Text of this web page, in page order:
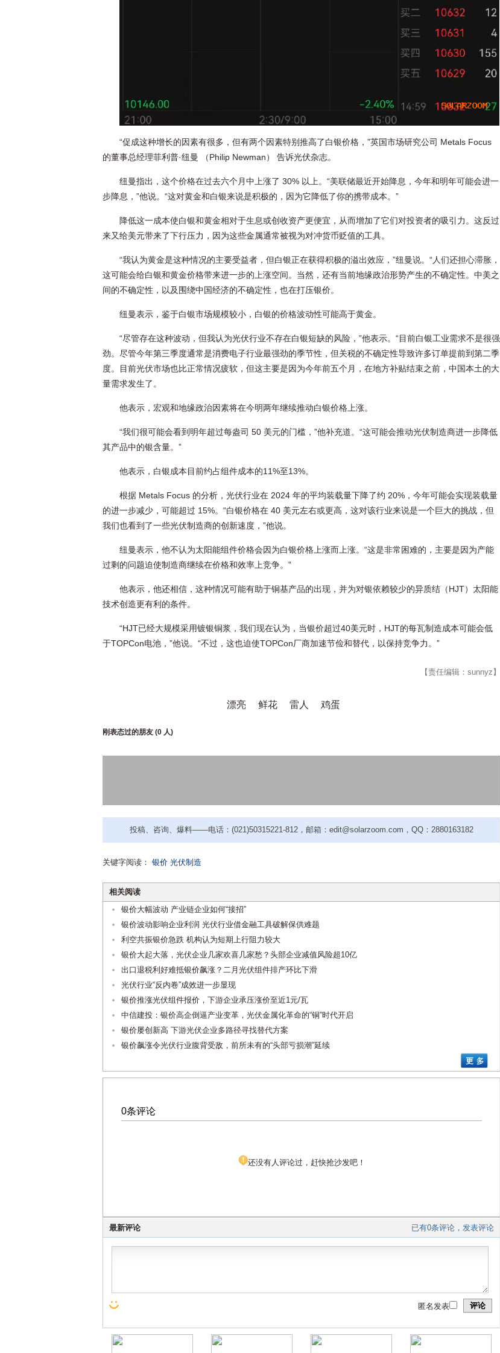
“促成这种增长的因素有很多，但有两个因素特别推高了白银价格，”英国市场研究公司 Metals Focus
的董事总经理菲利普·纽曼 （Philip Newman） 告诉光伏杂志。
纽曼指出，这个价格在过去六个月中上涨了 30% 以上。“美联储最近开始降息，今年和明年可能会进一
步降息，”他说。“这对黄金和白银来说是积极的，因为它降低了你的携带成本。”
降低这一成本使白银和黄金相对于生息或创收资产更便宜，从而增加了它们对投资者的吸引力。这反过
来又给美元带来了下行压力，因为这些金属通常被视为对冲货币贬值的工具。
“我认为黄金是这种情况的主要受益者，但白银正在获得积极的溢出效应，”纽曼说。“人们还担心滞胀，
这可能会给白银和黄金价格带来进一步的上涨空间。当然，还有当前地缘政治形势产生的不确定性。中美之
间的不确定性，以及围绕中国经济的不确定性，也在打压银价。
纽曼表示，鉴于白银市场规模较小，白银的价格波动性可能高于黄金。
“尽管存在这种波动，但我认为光伏行业不存在白银短缺的风险，”他表示。“目前白银工业需求不是很强
劲。尽管今年第三季度通常是消费电子行业最强劲的季节性，但关税的不确定性导致许多订单提前到第二季
度。目前光伏市场也比正常情况疲软，但这主要是因为今年前五个月，在地方补贴结束之前，中国本土的大
量需求发生了。
他表示，宏观和地缘政治因素将在今明两年继续推动白银价格上涨。
“我们很可能会看到明年超过每盎司 50 美元的门槛，”他补充道。“这可能会推动光伏制造商进一步降低
其产品中的银含量。”
他表示，白银成本目前约占组件成本的11%至13%。
根据 Metals Focus 的分析，光伏行业在 2024 年的平均装载量下降了约 20%，今年可能会实现装载量
的进一步减少，可能超过 15%。“白银价格在 40 美元左右或更高，这对该行业来说是一个巨大的挑战，但
我们也看到了一些光伏制造商的创新速度，”他说。
纽曼表示，他不认为太阳能组件价格会因为白银价格上涨而上涨。“这是非常困难的，主要是因为产能
过剩的问题迫使制造商继续在价格和效率上竞争。”
他表示，他还相信，这种情况可能有助于铜基产品的出现，并为对银依赖较少的异质结（HJT）太阳能
技术创造更有利的条件。
“HJT已经大规模采用镀银铜浆，我们现在认为，当银价超过40美元时，HJT的每瓦制造成本可能会低
于TOPCon电池，”他说。“不过，这也迫使TOPCon厂商加速节俭和替代，以保持竞争力。”
【责任编辑：sunnyz】
漂亮 鲜花 雷人 鸡蛋
刚表态过的朋友 (0 人)
投稿、咨询、爆料——电话：(021)50315221-812，邮箱：edit@solarzoom.com，QQ：2880163182
关键字阅读： 银价 光伏制造
相关阅读
银价大幅波动 产业链企业如何“接招”
银价波动影响企业利润 光伏行业借金融工具破解保供难题
利空共振银价急跌 机构认为短期上行阻力较大
银价大起大落，光伏企业几家欢喜几家愁？头部企业减值风险超10亿
出口退税利好难抵银价飙涨？二月光伏组件排产环比下滑
光伏行业“反内卷”成效进一步显现
银价推涨光伏组件报价，下游企业承压涨价至近1元/瓦
中信建投：银价高企倒逼产业变革，光伏金属化革命的“铜”时代开启
银价屡创新高 下游光伏企业多路径寻找替代方案
银价飙涨令光伏行业腹背受敌，前所未有的“头部亏损潮”延续
0条评论
还没有人评论过，赶快抢沙发吧！
已有0条评论，发表评论
最新评论
评论
匿名发表